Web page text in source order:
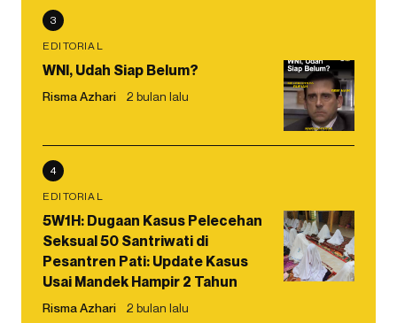
3
EDITORIAL
WNI, Udah Siap Belum?
Risma Azhari 2 bulan lalu
4
EDITORIAL
5W1H: Dugaan Kasus Pelecehan
Seksual 50 Santriwati di
Pesantren Pati: Update Kasus
Usai Mandek Hampir 2 Tahun
Risma Azhari 2 bulan lalu